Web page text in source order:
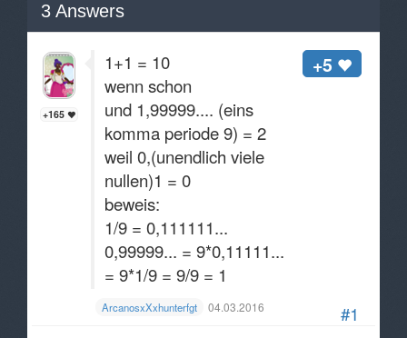
3 Answers
#1
+165
+5
1+1 = 10
wenn schon
und 1,99999.... (eins
komma periode 9) = 2
weil 0,(unendlich viele
nullen)1 = 0
beweis:
1/9 = 0,111111...
0,99999... = 9*0,11111...
= 9*1/9 = 9/9 = 1
ArcanosxXxhunterfgt 04.03.2016